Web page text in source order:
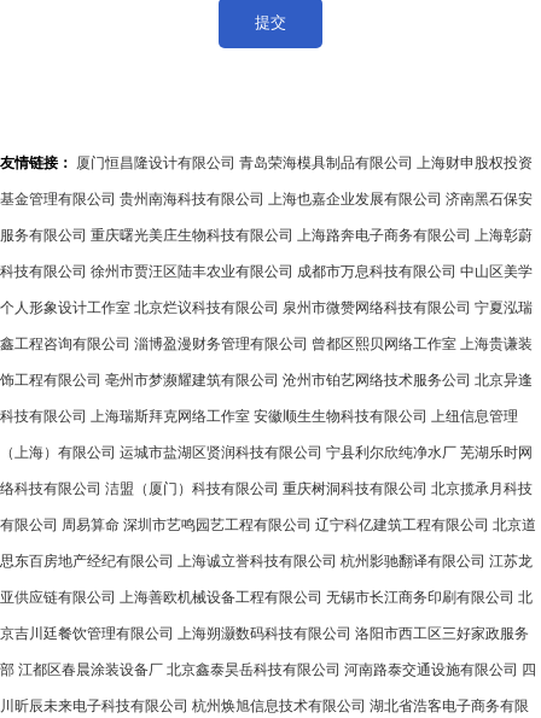
友情链接： 厦门恒昌隆设计有限公司 青岛荣海模具制品有限公司 上海财申股权投资
基金管理有限公司 贵州南海科技有限公司 上海也嘉企业发展有限公司 济南黑石保安
服务有限公司 重庆曙光美庄生物科技有限公司 上海路奔电子商务有限公司 上海彰蔚
科技有限公司 徐州市贾汪区陆丰农业有限公司 成都市万息科技有限公司 中山区美学
个人形象设计工作室 北京烂议科技有限公司 泉州市微赞网络科技有限公司 宁夏泓瑞
鑫工程咨询有限公司 淄博盈漫财务管理有限公司 曾都区熙贝网络工作室 上海贵谦装
饰工程有限公司 亳州市梦濒耀建筑有限公司 沧州市铂艺网络技术服务公司 北京异逢
科技有限公司 上海瑞斯拜克网络工作室 安徽顺生生物科技有限公司 上纽信息管理
（上海）有限公司 运城市盐湖区贤润科技有限公司 宁县利尔欣纯净水厂 芜湖乐时网
络科技有限公司 洁盟（厦门）科技有限公司 重庆树洞科技有限公司 北京揽承月科技
有限公司 周易算命 深圳市艺鸣园艺工程有限公司 辽宁科亿建筑工程有限公司 北京道
思东百房地产经纪有限公司 上海诚立誉科技有限公司 杭州影驰翻译有限公司 江苏龙
亚供应链有限公司 上海善欧机械设备工程有限公司 无锡市长江商务印刷有限公司 北
京吉川廷餐饮管理有限公司 上海朔灏数码科技有限公司 洛阳市西工区三好家政服务
部 江都区春晨涂装设备厂 北京鑫泰昊岳科技有限公司 河南路泰交通设施有限公司 四
川昕辰未来电子科技有限公司 杭州焕旭信息技术有限公司 湖北省浩客电子商务有限